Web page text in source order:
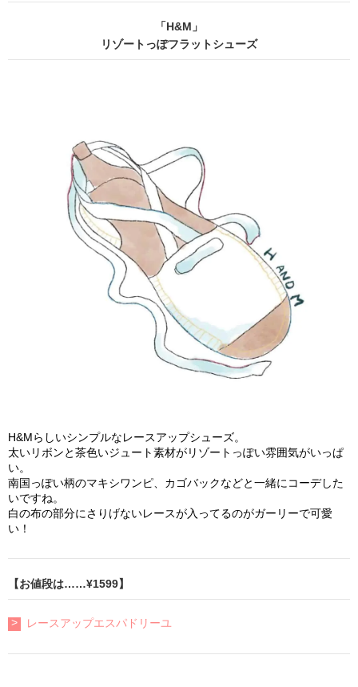
「H&M」
リゾートっぽフラットシューズ
H&Mらしいシンプルなレースアップシューズ。
太いリボンと茶色いジュート素材がリゾートっぽい雰囲気がいっぱ
い。
南国っぽい柄のマキシワンピ、カゴバックなどと一緒にコーデした
いですね。
白の布の部分にさりげないレースが入ってるのがガーリーで可愛
い！
【お値段は……¥1599】
レースアップエスパドリーユ